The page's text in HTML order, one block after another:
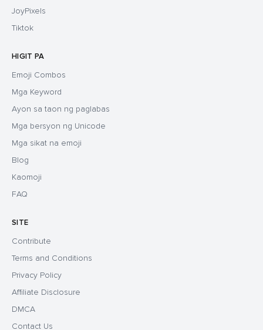
JoyPixels
Tiktok
HIGIT PA
Emoji Combos
Mga Keyword
Ayon sa taon ng paglabas
Mga bersyon ng Unicode
Mga sikat na emoji
Blog
Kaomoji
FAQ
SITE
Contribute
Terms and Conditions
Privacy Policy
Affiliate Disclosure
DMCA
Contact Us